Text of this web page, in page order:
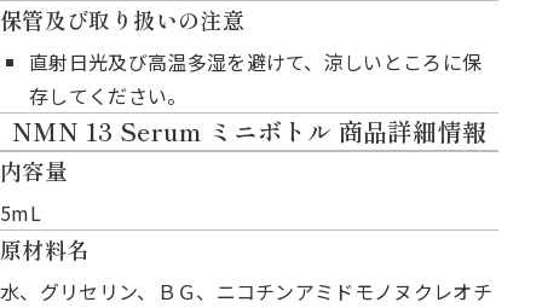
保管及び取り扱いの注意
直射日光及び高温多湿を避けて、涼しいところに保
存してください。
NMN 13 Serum ミニボトル 商品詳細情報
内容量
5mL
原材料名
水、グリセリン、ＢＧ、ニコチンアミドモノヌクレオチ